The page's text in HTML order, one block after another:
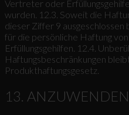
Vertreter oder
wurden. 12.3. Soweit die
dieser Ziffer 9 ausgeschlossen
für die persönliche Haftung
Erfüllungsgehilfen. 12.4.
Haftungsbeschränkungen
Produkthaftungsgesetz.
13.